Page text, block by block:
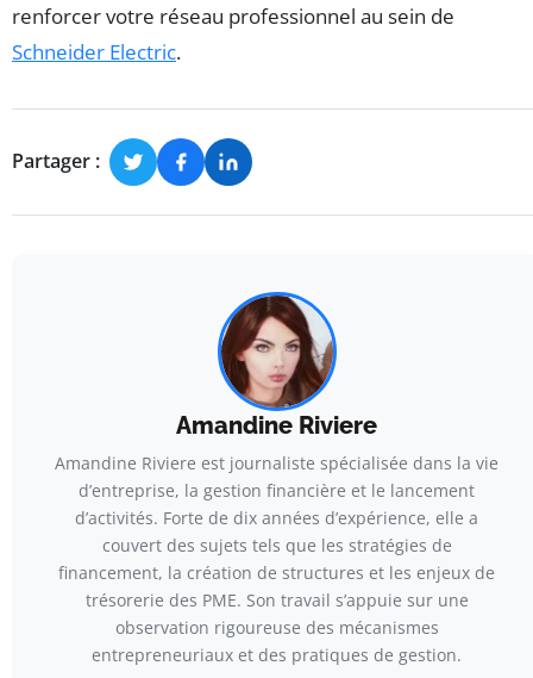
renforcer votre réseau professionnel au sein de
Schneider Electric.
Partager :
Amandine Riviere
Amandine Riviere est journaliste spécialisée dans la vie
d’entreprise, la gestion financière et le lancement
d’activités. Forte de dix années d’expérience, elle a
couvert des sujets tels que les stratégies de
financement, la création de structures et les enjeux de
trésorerie des PME. Son travail s’appuie sur une
observation rigoureuse des mécanismes
entrepreneuriaux et des pratiques de gestion.